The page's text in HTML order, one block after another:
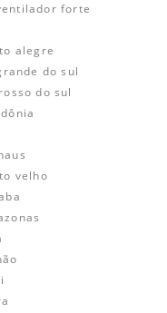
forte
alegre
do sul
do sul
velho